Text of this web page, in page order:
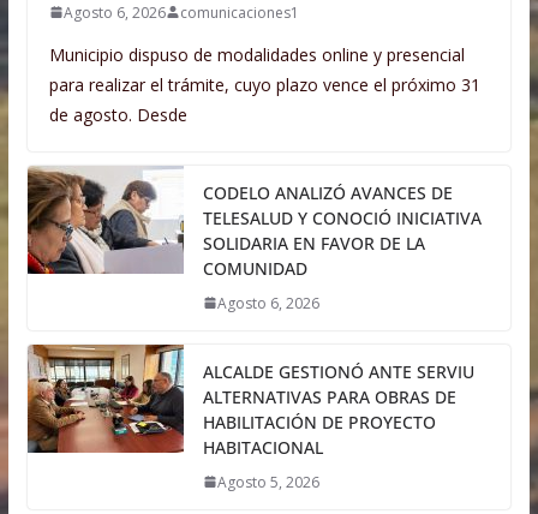
Agosto 6, 2026 comunicaciones1
Municipio dispuso de modalidades online y presencial
para realizar el trámite, cuyo plazo vence el próximo 31
de agosto. Desde
CODELO ANALIZÓ AVANCES DE
TELESALUD Y CONOCIÓ INICIATIVA
SOLIDARIA EN FAVOR DE LA
COMUNIDAD
Agosto 6, 2026
ALCALDE GESTIONÓ ANTE SERVIU
ALTERNATIVAS PARA OBRAS DE
HABILITACIÓN DE PROYECTO
HABITACIONAL
Agosto 5, 2026